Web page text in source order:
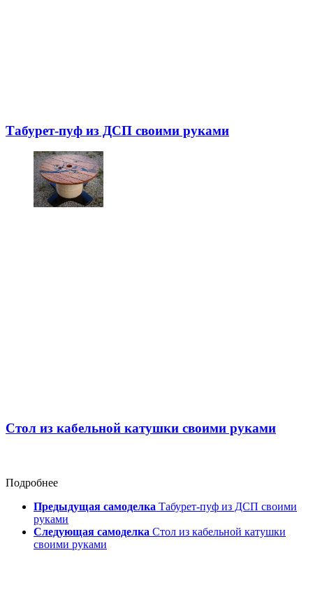
Табурет-пуф из ДСП своими руками
Стол из кабельной катушки своими руками
Подробнее
Предыдущая самоделка Табурет-пуф из ДСП своими
руками
Следующая самоделка Стол из кабельной катушки
своими руками